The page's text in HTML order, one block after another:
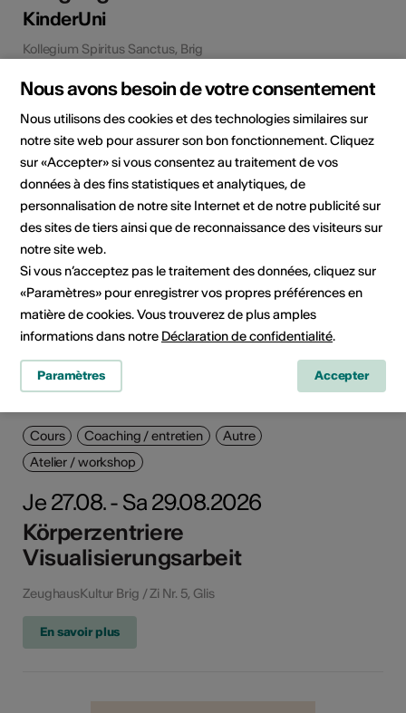
KinderUni
Kollegium Spiritus Sanctus, Brig
En savoir plus
Cours Coaching / entretien
Autre
Atelier / workshop
Je 27.08. - Sa 29.08.2026
Körperzentriere
Visualisierungsarbeit
ZeughausKultur Brig / Zi Nr. 5, Glis
En savoir plus
Nous avons besoin de votre consentement
Nous utilisons des cookies et des technologies similaires sur
notre site web pour assurer son bon fonctionnement. Cliquez
sur «Accepter» si vous consentez au traitement de vos
données à des fins statistiques et analytiques, de
personnalisation de notre site Internet et de notre publicité sur
des sites de tiers ainsi que de reconnaissance des visiteurs sur
notre site web.
Si vous n’acceptez pas le traitement des données, cliquez sur
«Paramètres» pour enregistrer vos propres préférences en
matière de cookies. Vous trouverez de plus amples
informations dans notre Déclaration de confidentialité.
Paramètres Accepter